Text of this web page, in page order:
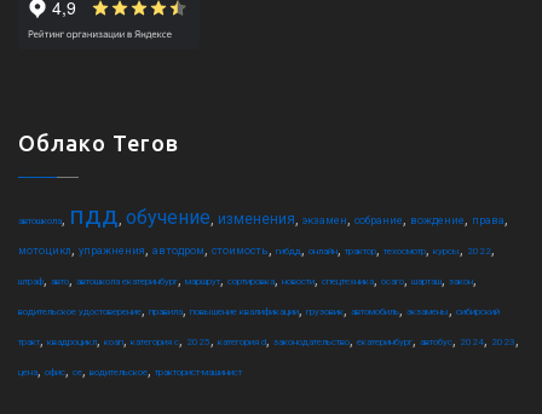
Облако Тегов
автошкола, пдд, обучение, изменения, экзамен, собрание, вождение, права,
мотоцикл, упражнения, автодром, стоимость, гибдд, онлайн, трактор, техосмотр, курсы, 2022,
штраф, авто, автошкола екатеринбург, маршрут, сортировка, новости, спецтехника, осаго, шарташ, закон,
водительское удостоверение, правила, повышение квалификации, грузовик, автомобиль, экзамены, сибирский
тракт, квадроцикл, коап, категория c, 2025, категория d, законодательство, екатеринбург, автобус, 2024, 2023,
цена, офис, ce, водительское, тракторист-машинист